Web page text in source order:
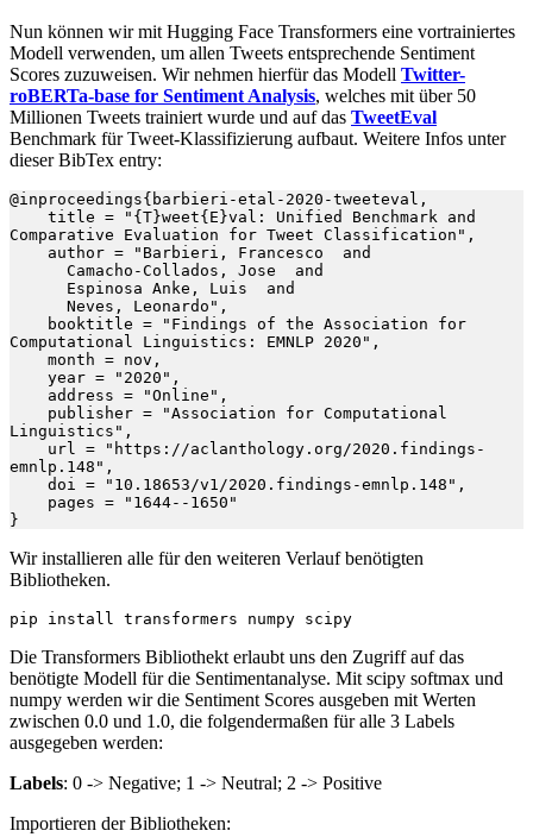
Nun können wir mit Hugging Face Transformers eine vortrainiertes
Modell verwenden, um allen Tweets entsprechende Sentiment
Scores zuzuweisen. Wir nehmen hierfür das Modell Twitter-
roBERTa-base for Sentiment Analysis, welches mit über 50
Millionen Tweets trainiert wurde und auf das TweetEval
Benchmark für Tweet-Klassifizierung aufbaut. Weitere Infos unter
dieser BibTex entry:
@inproceedings{barbieri-etal-2020-tweeteval,
Comparative Evaluation for Tweet Classification",
Computational Linguistics: EMNLP 2020",
Linguistics",
emnlp.148",
}
Wir installieren alle für den weiteren Verlauf benötigten
Bibliotheken.
pip install transformers numpy scipy
Die Transformers Bibliothekt erlaubt uns den Zugriff auf das
benötigte Modell für die Sentimentanalyse. Mit scipy softmax und
numpy werden wir die Sentiment Scores ausgeben mit Werten
zwischen 0.0 und 1.0, die folgendermaßen für alle 3 Labels
ausgegeben werden:
Labels: 0 -> Negative; 1 -> Neutral; 2 -> Positive
Importieren der Bibliotheken: